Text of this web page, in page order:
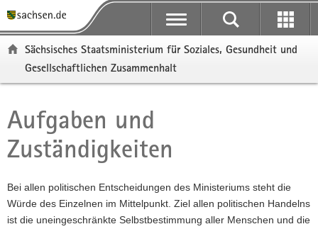
t
l
b
e
r
r
e
i
t
l
a
v
i
a
t
i
p
i
h
a
l
t
r
B
e
r
i
c
h
Sächsisches Staatsministerium für Soziales, Gesundheit und
Gesellschaftlichen Zusammenhalt
Hauptinhalt
Aufgaben und
Zuständigkeiten
Bei allen politischen Entscheidungen des Ministeriums steht die
Würde des Einzelnen im Mittelpunkt. Ziel allen politischen Handelns
ist die uneingeschränkte Selbstbestimmung aller Menschen und die